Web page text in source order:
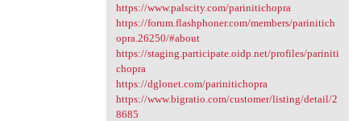
https://www.palscity.com/parinitichopra
https://forum.flashphoner.com/members/parinitich
opra.26250/#about
https://staging.participate.oidp.net/profiles/pariniti
chopra
https://dglonet.com/parinitichopra
https://www.bigratio.com/customer/listing/detail/2
8685